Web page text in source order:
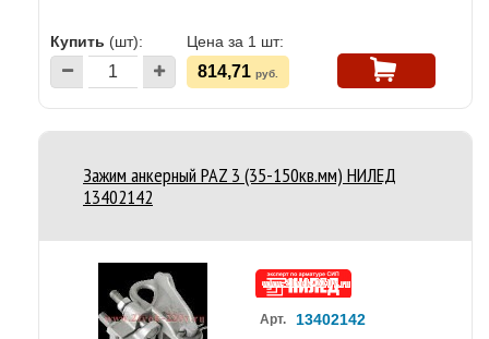
Купить (шт): Цена за 1 шт:
814,71 руб.
Зажим анкерный PAZ 3 (35-150кв.мм) НИЛЕД
13402142
Арт. 13402142